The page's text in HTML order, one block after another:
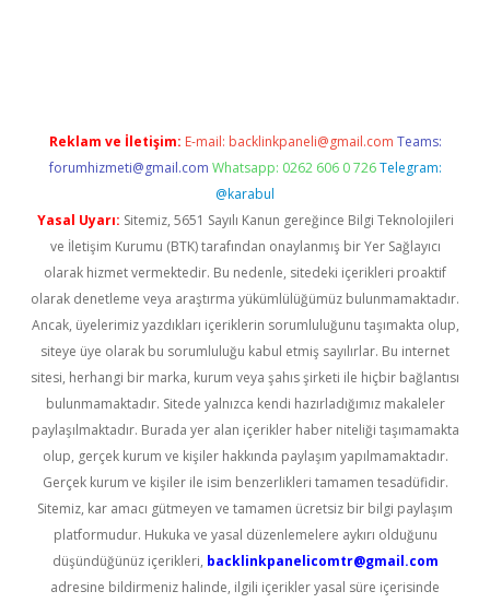
Reklam ve İletişim: E-mail: backlinkpaneli@gmail.com Teams:
forumhizmeti@gmail.com Whatsapp: 0262 606 0 726 Telegram:
@karabul
Yasal Uyarı: Sitemiz, 5651 Sayılı Kanun gereğince Bilgi Teknolojileri
ve İletişim Kurumu (BTK) tarafından onaylanmış bir Yer Sağlayıcı
olarak hizmet vermektedir. Bu nedenle, sitedeki içerikleri proaktif
olarak denetleme veya araştırma yükümlülüğümüz bulunmamaktadır.
Ancak, üyelerimiz yazdıkları içeriklerin sorumluluğunu taşımakta olup,
siteye üye olarak bu sorumluluğu kabul etmiş sayılırlar. Bu internet
sitesi, herhangi bir marka, kurum veya şahıs şirketi ile hiçbir bağlantısı
bulunmamaktadır. Sitede yalnızca kendi hazırladığımız makaleler
paylaşılmaktadır. Burada yer alan içerikler haber niteliği taşımamakta
olup, gerçek kurum ve kişiler hakkında paylaşım yapılmamaktadır.
Gerçek kurum ve kişiler ile isim benzerlikleri tamamen tesadüfidir.
Sitemiz, kar amacı gütmeyen ve tamamen ücretsiz bir bilgi paylaşım
platformudur. Hukuka ve yasal düzenlemelere aykırı olduğunu
düşündüğünüz içerikleri, backlinkpanelicomtr@gmail.com
adresine bildirmeniz halinde, ilgili içerikler yasal süre içerisinde